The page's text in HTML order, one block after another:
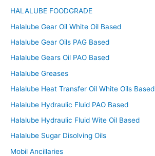
HALALUBE FOODGRADE
Halalube Gear Oil White Oil Based
Halalube Gear Oils PAG Based
Halalube Gears Oil PAO Based
Halalube Greases
Halalube Heat Transfer Oil White Oils Based
Halalube Hydraulic Fluid PAO Based
Halalube Hydraulic Fluid Wite Oil Based
Halalube Sugar Disolving Oils
Mobil Ancillaries